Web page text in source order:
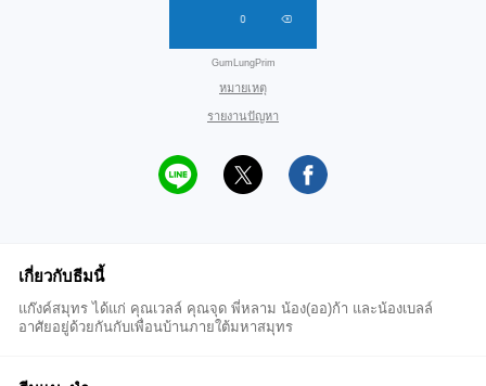
GumLungPrim
หมายเหตุ
รายงานปัญหา
เกี่ยวกับธีมนี้
แก๊งค์สมุทร ได้แก่ คุณเวลล์ คุณจุด พี่หลาม น้อง(ออ)ก้า และน้องเบลล์
อาศัยอยู่ด้วยกันกับเพื่อนบ้านภายใต้มหาสมุทร